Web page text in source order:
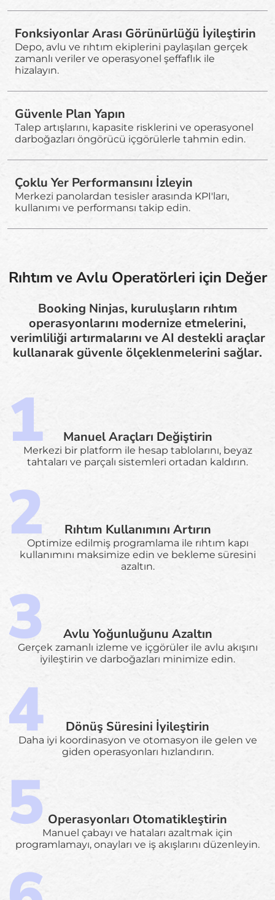
Fonksiyonlar Arası Görünürlüğü İyileştirin
Depo, avlu ve rıhtım ekiplerini paylaşılan gerçek
zamanlı veriler ve operasyonel şeffaflık ile
hizalayın.
Güvenle Plan Yapın
Talep artışlarını, kapasite risklerini ve operasyonel
darboğazları öngörücü içgörülerle tahmin edin.
Çoklu Yer Performansını İzleyin
Merkezi panolardan tesisler arasında KPI'ları,
kullanımı ve performansı takip edin.
Rıhtım ve Avlu Operatörleri için Değer
Booking Ninjas, kuruluşların rıhtım
operasyonlarını modernize etmelerini,
verimliliği artırmalarını ve AI destekli araçlar
kullanarak güvenle ölçeklenmelerini sağlar.
Manuel Araçları Değiştirin
Merkezi bir platform ile hesap tablolarını, beyaz
tahtaları ve parçalı sistemleri ortadan kaldırın.
Rıhtım Kullanımını Artırın
Optimize edilmiş programlama ile rıhtım kapı
kullanımını maksimize edin ve bekleme süresini
azaltın.
Avlu Yoğunluğunu Azaltın
Gerçek zamanlı izleme ve içgörüler ile avlu akışını
iyileştirin ve darboğazları minimize edin.
Dönüş Süresini İyileştirin
Daha iyi koordinasyon ve otomasyon ile gelen ve
giden operasyonları hızlandırın.
Operasyonları Otomatikleştirin
Manuel çabayı ve hataları azaltmak için
programlamayı, onayları ve iş akışlarını düzenleyin.